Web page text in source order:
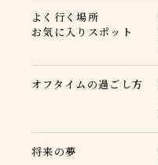
よく行く場所
お気に入りスポット
オフタイムの過ごし方
将来の夢